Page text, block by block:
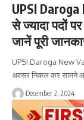
UPSI
से ज्यादा पदों
जानें पूरी
UPSI Daroga New
अवसर निकल कर सामने
December 2, 2024